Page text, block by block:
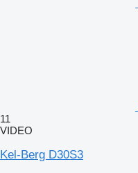
11
VIDEO
Kel-Berg D30S3